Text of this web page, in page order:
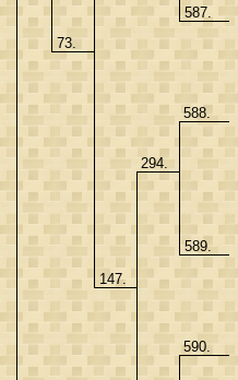
73.
587.
147.
294.
588.
589.
590.